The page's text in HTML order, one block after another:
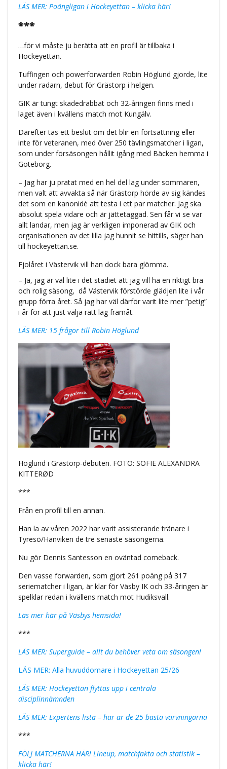
LÄS MER: Poängligan i Hockeyettan – klicka här!
***
…för vi måste ju berätta att en profil är tillbaka i
Hockeyettan.
Tuffingen och powerforwarden Robin Höglund gjorde, lite
under radarn, debut för Grästorp i helgen.
GIK är tungt skadedrabbat och 32-åringen finns med i
laget även i kvällens match mot Kungälv.
Därefter tas ett beslut om det blir en fortsättning eller
inte för veteranen, med över 250 tävlingsmatcher i ligan,
som under försäsongen hållit igång med Bäcken hemma i
Göteborg.
– Jag har ju pratat med en hel del lag under sommaren,
men valt att avvakta så när Grästorp hörde av sig kändes
det som en kanonidé att testa i ett par matcher. Jag ska
absolut spela vidare och är jättetaggad. Sen får vi se var
allt landar, men jag är verkligen imponerad av GIK och
organisationen av det lilla jag hunnit se hittills, säger han
till hockeyettan.se.
Fjolåret i Västervik vill han dock bara glömma.
– Ja, jag är väl lite i det stadiet att jag vill ha en riktigt bra
och rolig säsong, då Västervik förstörde glädjen lite i vår
grupp förra året. Så jag har väl därför varit lite mer ”petig”
i år för att just välja rätt lag framåt.
LÄS MER: 15 frågor till Robin Höglund
Höglund i Grästorp-debuten. FOTO: SOFIE ALEXANDRA
KITTERØD
***
Från en profil till en annan.
Han la av våren 2022 har varit assisterande tränare i
Tyresö/Hanviken de tre senaste säsongerna.
Nu gör Dennis Santesson en oväntad comeback.
Den vasse forwarden, som gjort 261 poäng på 317
seriematcher i ligan, är klar för Väsby IK och 33-åringen är
spelklar redan i kvällens match mot Hudiksvall.
Läs mer här på Väsbys hemsida!
***
LÄS MER: Superguide – allt du behöver veta om säsongen!
LÄS MER: Alla huvuddomare i Hockeyettan 25/26
LÄS MER: Hockeyettan flyttas upp i centrala
disciplinnämnden
LÄS MER: Expertens lista – här är de 25 bästa värvningarna
***
FÖLJ MATCHERNA HÄR! Lineup, matchfakta och statistik –
klicka här!